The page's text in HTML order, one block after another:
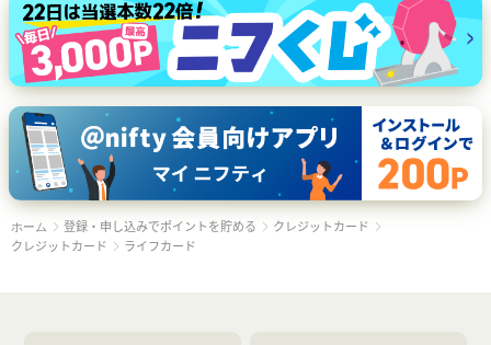
ホーム 登録・申し込みでポイントを貯める
クレジットカード
クレジットカード
ライフカード